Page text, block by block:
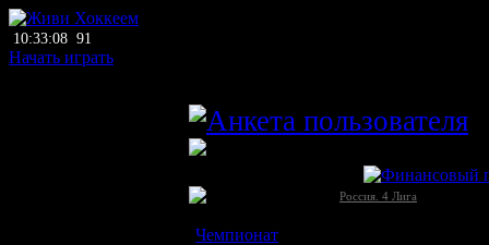
10:33:08 91
Начать играть
Россия. 4 Лига
Чемпионат